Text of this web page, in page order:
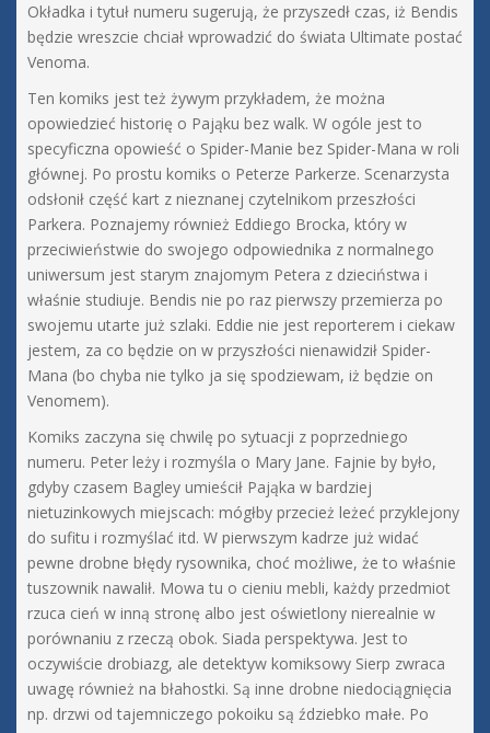
Okładka i tytuł numeru sugerują, że przyszedł czas, iż Bendis
będzie wreszcie chciał wprowadzić do świata Ultimate postać
Venoma.
Ten komiks jest też żywym przykładem, że można
opowiedzieć historię o Pająku bez walk. W ogóle jest to
specyficzna opowieść o Spider-Manie bez Spider-Mana w roli
głównej. Po prostu komiks o Peterze Parkerze. Scenarzysta
odsłonił część kart z nieznanej czytelnikom przeszłości
Parkera. Poznajemy również Eddiego Brocka, który w
przeciwieństwie do swojego odpowiednika z normalnego
uniwersum jest starym znajomym Petera z dzieciństwa i
właśnie studiuje. Bendis nie po raz pierwszy przemierza po
swojemu utarte już szlaki. Eddie nie jest reporterem i ciekaw
jestem, za co będzie on w przyszłości nienawidził Spider-
Mana (bo chyba nie tylko ja się spodziewam, iż będzie on
Venomem).
Komiks zaczyna się chwilę po sytuacji z poprzedniego
numeru. Peter leży i rozmyśla o Mary Jane. Fajnie by było,
gdyby czasem Bagley umieścił Pająka w bardziej
nietuzinkowych miejscach: mógłby przecież leżeć przyklejony
do sufitu i rozmyślać itd. W pierwszym kadrze już widać
pewne drobne błędy rysownika, choć możliwe, że to właśnie
tuszownik nawalił. Mowa tu o cieniu mebli, każdy przedmiot
rzuca cień w inną stronę albo jest oświetlony nierealnie w
porównaniu z rzeczą obok. Siada perspektywa. Jest to
oczywiście drobiazg, ale detektyw komiksowy Sierp zwraca
uwagę również na błahostki. Są inne drobne niedociągnięcia
np. drzwi od tajemniczego pokoiku są ździebko małe. Po